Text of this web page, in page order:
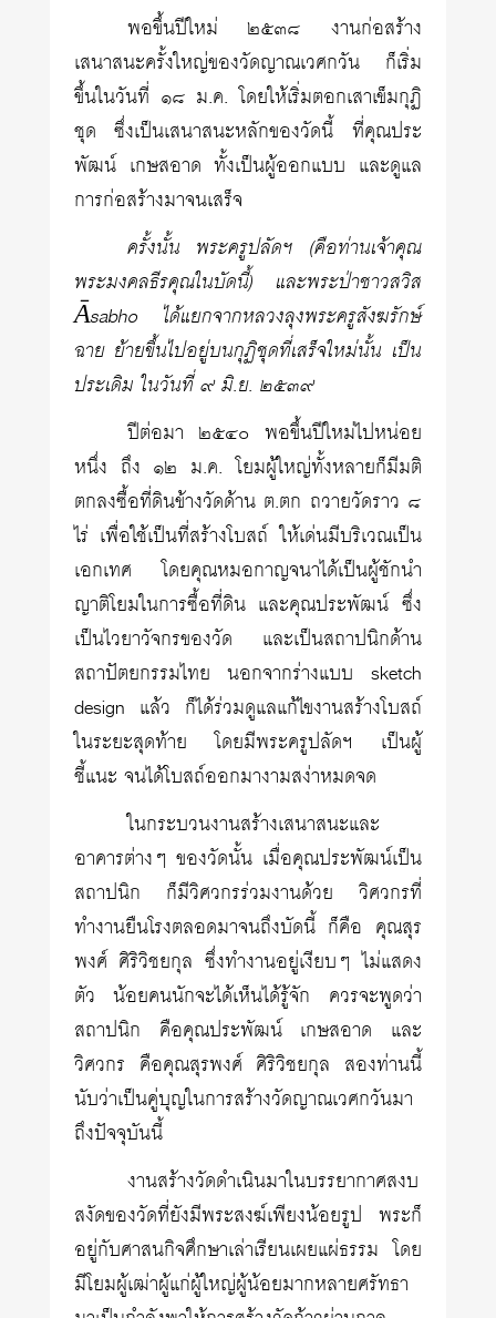
พอขึ้นปีใหม่ ๒๕๓๘ งานก่อสร้าง
เสนาสนะครั้งใหญ่ของวัดญาณเวศกวัน ก็เริ่ม
ขึ้นในวันที่ ๑๘ ม.ค. โดยให้เริ่มตอกเสาเข็มกุฏิ
ชุด ซึ่งเป็นเสนาสนะหลักของวัดนี้ ที่คุณประ
พัฒน์ เกษสอาด ทั้งเป็นผู้ออกแบบ และดูแล
การก่อสร้างมาจนเสร็จ
ครั้งนั้น พระครูปลัดฯ (คือท่านเจ้าคุณ
พระมงคลธีรคุณในบัดนี้) และพระป่าชาวสวิส
Āsabho ได้แยกจากหลวงลุงพระครูสังฆรักษ์
ฉาย ย้ายขึ้นไปอยู่บนกุฏิชุดที่เสร็จใหม่นั้น เป็น
ประเดิม ในวันที่ ๙ มิ.ย. ๒๕๓๙
ปีต่อมา ๒๕๔๐ พอขึ้นปีใหม่ไปหน่อย
หนึ่ง ถึง ๑๒ ม.ค. โยมผู้ใหญ่ทั้งหลายก็มีมติ
ตกลงซื้อที่ดินข้างวัดด้าน ต.ตก ถวายวัดราว ๘
ไร่ เพื่อใช้เป็นที่สร้างโบสถ์ ให้เด่นมีบริเวณเป็น
เอกเทศ โดยคุณหมอกาญจนาได้เป็นผู้ชักนำ
ญาติโยมในการซื้อที่ดิน และคุณประพัฒน์ ซึ่ง
เป็นไวยาวัจกรของวัด และเป็นสถาปนิกด้าน
สถาปัตยกรรมไทย นอกจากร่างแบบ sketch
design แล้ว ก็ได้ร่วมดูแลแก้ไขงานสร้างโบสถ์
ในระยะสุดท้าย โดยมีพระครูปลัดฯ เป็นผู้
ชี้แนะ จนได้โบสถ์ออกมางามสง่าหมดจด
ในกระบวนงานสร้างเสนาสนะและ
อาคารต่างๆ ของวัดนั้น เมื่อคุณประพัฒน์เป็น
สถาปนิก ก็มีวิศวกรร่วมงานด้วย วิศวกรที่
ทำงานยืนโรงตลอดมาจนถึงบัดนี้ ก็คือ คุณสุร
พงศ์ ศิริวิชยกุล ซึ่งทำงานอยู่เงียบๆ ไม่แสดง
ตัว น้อยคนนักจะได้เห็นได้รู้จัก ควรจะพูดว่า
สถาปนิก คือคุณประพัฒน์ เกษสอาด และ
วิศวกร คือคุณสุรพงศ์ ศิริวิชยกุล สองท่านนี้
นับว่าเป็นคู่บุญในการสร้างวัดญาณเวศกวันมา
ถึงปัจจุบันนี้
งานสร้างวัดดำเนินมาในบรรยากาศสงบ
สงัดของวัดที่ยังมีพระสงฆ์เพียงน้อยรูป พระก็
อยู่กับศาสนกิจศึกษาเล่าเรียนเผยแผ่ธรรม โดย
มีโยมผู้เฒ่าผู้แก่ผู้ใหญ่ผู้น้อยมากหลายศรัทธา